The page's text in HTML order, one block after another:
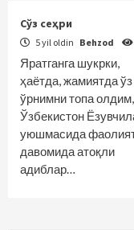
Сўз сеҳри
5 yil oldin Behzod
Яратганга шукрки,
ҳаётда, жамиятда ўз
ўрнимни топа олдим,
Ўзбекистон
уюшмасида
давомида атоқли
адиблар…